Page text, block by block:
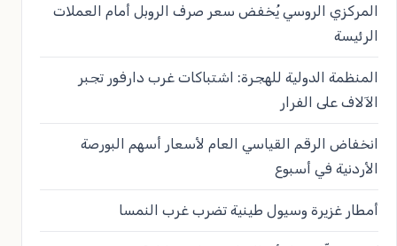
المركزي الروسي يُخفض سعر صرف الروبل أمام العملات
الرئيسة
المنظمة الدولية للهجرة: اشتباكات غرب دارفور تجبر
الآلاف على الفرار
انخفاض الرقم القياسي العام لأسعار أسهم البورصة
الأردنية في أسبوع
أمطار غزيرة وسيول طينية تضرب غرب النمسا